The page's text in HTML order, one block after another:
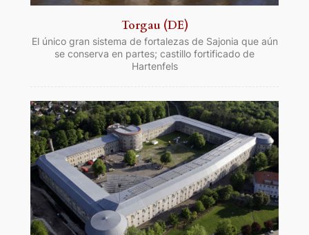
Torgau (DE)
El único gran sistema de fortalezas de Sajonia que aún
se conserva en partes; castillo fortificado de
Hartenfels